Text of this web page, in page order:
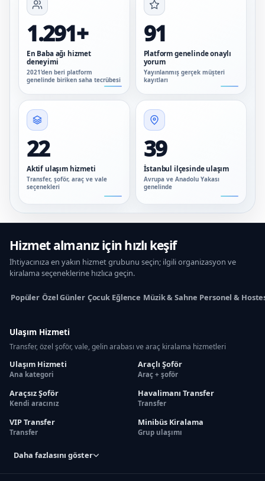
1.291+
En Baba ağı hizmet
deneyimi
2021’den beri platform
genelinde biriken saha tecrübesi
91
Platform genelinde onaylı
yorum
Yayınlanmış gerçek müşteri
kayıtları
22
Aktif ulaşım hizmeti
Transfer, şoför, araç ve vale
seçenekleri
39
İstanbul ilçesinde ulaşım
Avrupa ve Anadolu Yakası
genelinde
Hizmet almanız için hızlı keşif
İhtiyacınıza en yakın hizmet grubunu seçin; ilgili organizasyon ve
kiralama seçeneklerine hızlıca geçin.
Popüler Özel Günler Çocuk Eğlence Müzik & Sahne Personel &
Ulaşım Hizmeti
Transfer, özel şoför, vale, gelin arabası ve araç kiralama hizmetleri
Ulaşım Hizmeti
Ana kategori
Araçlı Şoför
Araç + şoför
Araçsız Şoför
Kendi aracınız
Havalimanı Transfer
Transfer
VIP Transfer
Transfer
Minibüs Kiralama
Grup ulaşımı
Daha fazlasını göster